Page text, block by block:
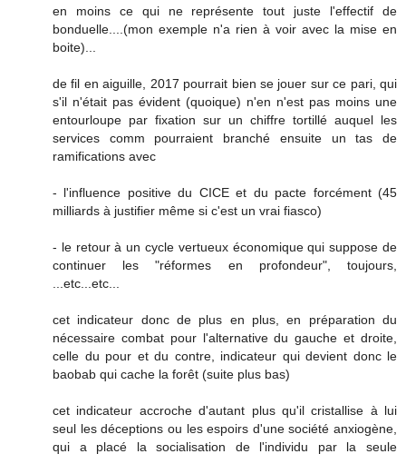
en moins ce qui ne représente tout juste l'effectif de
bonduelle....(mon exemple n'a rien à voir avec la mise en
boite)...
de fil en aiguille, 2017 pourrait bien se jouer sur ce pari, qui
s'il n'était pas évident (quoique) n'en n'est pas moins une
entourloupe par fixation sur un chiffre tortillé auquel les
services comm pourraient branché ensuite un tas de
ramifications avec
- l'influence positive du CICE et du pacte forcément (45
milliards à justifier même si c'est un vrai fiasco)
- le retour à un cycle vertueux économique qui suppose de
continuer les "réformes en profondeur", toujours,
...etc...etc...
cet indicateur donc de plus en plus, en préparation du
nécessaire combat pour l'alternative du gauche et droite,
celle du pour et du contre, indicateur qui devient donc le
baobab qui cache la forêt (suite plus bas)
cet indicateur accroche d'autant plus qu'il cristallise à lui
seul les déceptions ou les espoirs d'une société anxiogène,
qui a placé la socialisation de l'individu par la seule